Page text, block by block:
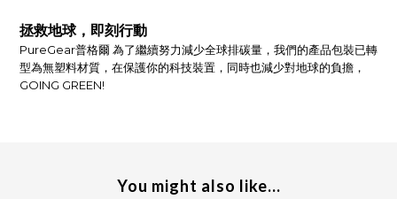
拯救地球，即刻行動
PureGear普格爾 為了繼續努力減少全球排碳量，我們的產品包裝已轉
型為無塑料材質，在保護你的科技裝置，同時也減少對地球的負擔，
GOING GREEN!
You might also like...